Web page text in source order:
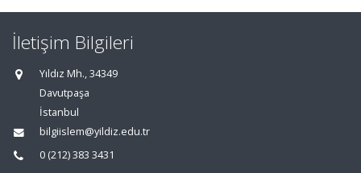
İletişim Bilgileri
Yıldız Mh., 34349
Davutpaşa
İstanbul
bilgiislem@yildiz.edu.tr
0 (212) 383 3431